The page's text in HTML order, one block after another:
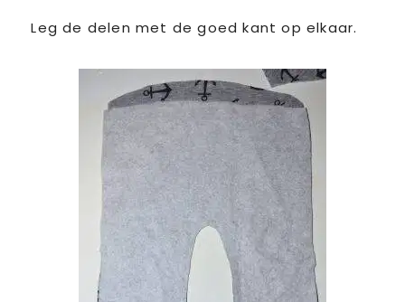
Leg de delen met de goed kant op elkaar.